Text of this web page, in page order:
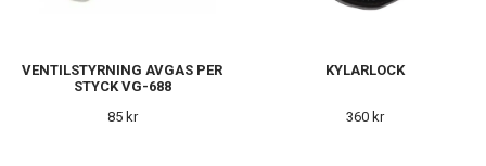
VENTILSTYRNING AVGAS PER
STYCK VG-688
85 kr
KYLARLOCK
360 kr